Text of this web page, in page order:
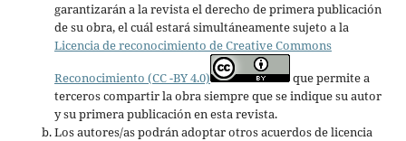
garantizarán a la revista el derecho de primera publicación
de su obra, el cuál estará simultáneamente sujeto a la
Licencia de reconocimiento de Creative Commons
Reconocimiento (CC -BY 4.0)
que permite a
terceros compartir la obra siempre que se indique su autor
y su primera publicación en esta revista.
Los autores/as podrán adoptar otros acuerdos de licencia